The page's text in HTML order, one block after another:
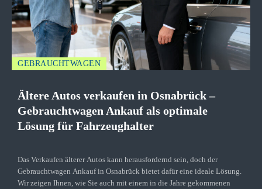
GEBRAUCHTWAGEN
Ältere Autos verkaufen in Osnabrück –
Gebrauchtwagen Ankauf als optimale
Lösung für Fahrzeughalter
Das Verkaufen älterer Autos kann herausfordernd sein, doch der
Gebrauchtwagen Ankauf in Osnabrück bietet dafür eine ideale Lösung.
Wir zeigen Ihnen, wie Sie auch mit einem in die Jahre gekommenen